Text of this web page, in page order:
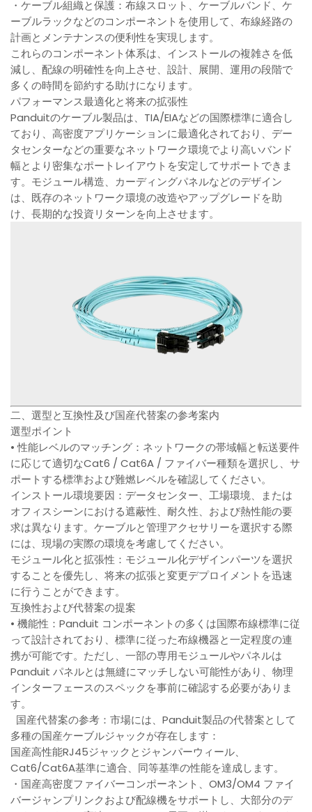
・ケーブル組織と保護：布線スロット、ケーブルバンド、ケ
ーブルラックなどのコンポーネントを使用して、布線経路の
計画とメンテナンスの便利性を実現します。
これらのコンポーネント体系は、インストールの複雑さを低
減し、配線の明確性を向上させ、設計、展開、運用の段階で
多くの時間を節約する助けになります。
パフォーマンス最適化と将来の拡張性
Panduitのケーブル製品は、TIA/EIAなどの国際標準に適合し
ており、高密度アプリケーションに最適化されており、デー
タセンターなどの重要なネットワーク環境でより高いバンド
幅とより密集なポートレイアウトを安定してサポートできま
す。モジュール構造、カーディングパネルなどのデザイン
は、既存のネットワーク環境の改造やアップグレードを助
け、長期的な投資リターンを向上させます。
二、選型と互換性及び国産代替案の参考案内
選型ポイント
• 性能レベルのマッチング：ネットワークの帯域幅と転送要件
に応じて適切なCat6 / Cat6A / ファイバー種類を選択し、サ
ポートする標準および難燃レベルを確認してください。
インストール環境要因：データセンター、工場環境、または
オフィスシーンにおける遮蔽性、耐久性、および熱性能の要
求は異なります。ケーブルと管理アクセサリーを選択する際
には、現場の実際の環境を考慮してください。
モジュール化と拡張性：モジュール化デザインパーツを選択
することを優先し、将来の拡張と変更デプロイメントを迅速
に行うことができます。
互換性および代替案の提案
• 機能性：Panduit コンポーネントの多くは国際布線標準に従
って設計されており、標準に従った布線機器と一定程度の連
携が可能です。ただし、一部の専用モジュールやパネルは
Panduit パネルとは無縫にマッチしない可能性があり、物理
インターフェースのスペックを事前に確認する必要がありま
す。
国産代替案の参考：市場には、Panduit製品の代替案として
多種の国産ケーブルジャックが存在します：
国産高性能RJ45ジャックとジャンパーウィール、
Cat6/Cat6A基準に適合、同等基準の性能を達成します。
・国産高密度ファイバーコンポーネント、OM3/OM4 ファイ
バージャンプリンクおよび配線機をサポートし、大部分のデ